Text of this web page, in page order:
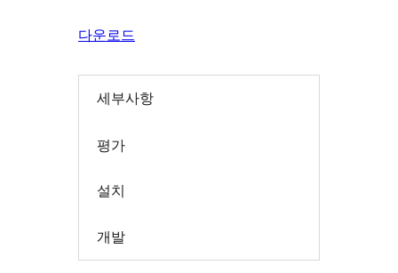
다운로드
세부사항
평가
설치
개발